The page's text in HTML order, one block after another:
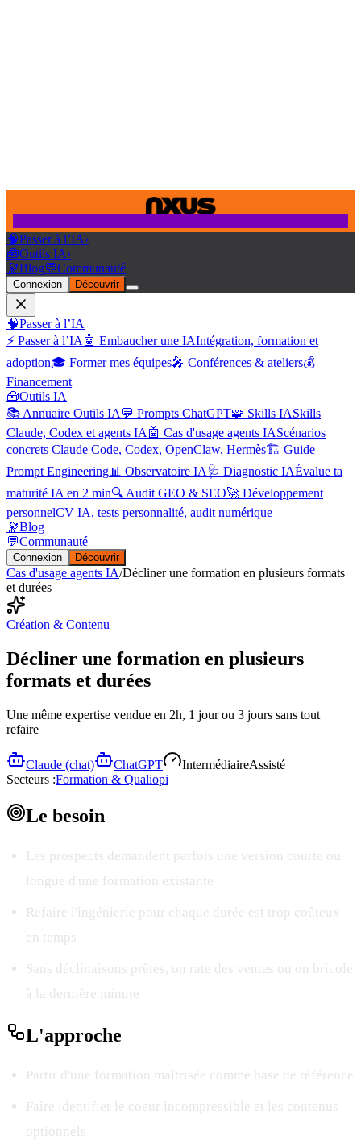
🧠Passer à l’IA›
🧰Outils IA›
🔭Blog💬Communauté
Connexion Découvrir
🧠Passer à l’IA
⚡ Passer à l’IA 🤖 Embaucher une IAIntégration, formation et
adoption🎓 Former mes équipes🎤 Conférences & ateliers💰
Financement
🧰Outils IA
📚 Annuaire Outils IA 💬 Prompts ChatGPT🧩 Skills IASkills
Claude, Codex et agents IA 🤖 Cas d'usage agents IAScénarios
concrets Claude Code, Codex, OpenClaw, Hermès🏗️ Guide
Prompt Engineering📊 Observatoire IA 🩺 Diagnostic IAÉvalue ta
maturité IA en 2 min🔍 Audit GEO & SEO🚀 Développement
personnelCV IA, tests personnalité, audit numérique
🔭Blog
💬Communauté
Connexion Découvrir
Cas d'usage agents IA/Décliner une formation en plusieurs formats
et durées
Création & Contenu
Décliner une formation en plusieurs
formats et durées
Une même expertise vendue en 2h, 1 jour ou 3 jours sans tout
refaire
Claude (chat) ChatGPT IntermédiaireAssisté
Secteurs :Formation & Qualiopi
Le besoin
Les prospects demandent parfois une version courte ou
longue d'une formation existante
Refaire l'ingénierie pour chaque durée est trop coûteux
en temps
Sans déclinaisons prêtes, on rate des ventes ou on bricole
à la dernière minute
L'approche
Partir d'une formation maîtrisée comme base de référence
Faire identifier le coeur incompressible et les contenus
optionnels